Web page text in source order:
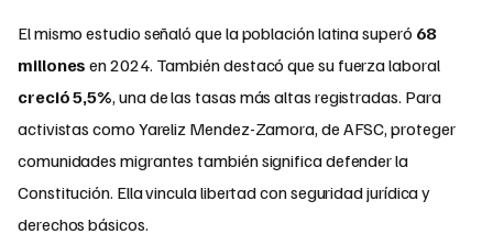
El mismo estudio señaló que la población latina superó 68
millones en 2024. También destacó que su fuerza laboral
creció 5,5%, una de las tasas más altas registradas. Para
activistas como Yareliz Mendez-Zamora, de AFSC, proteger
comunidades migrantes también significa defender la
Constitución. Ella vincula libertad con seguridad jurídica y
derechos básicos.